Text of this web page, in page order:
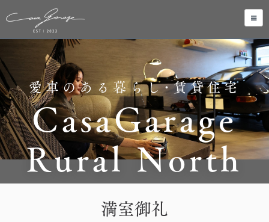
愛車のある暮らし･賃貸住宅
CasaGarage
Rural North
満室御礼